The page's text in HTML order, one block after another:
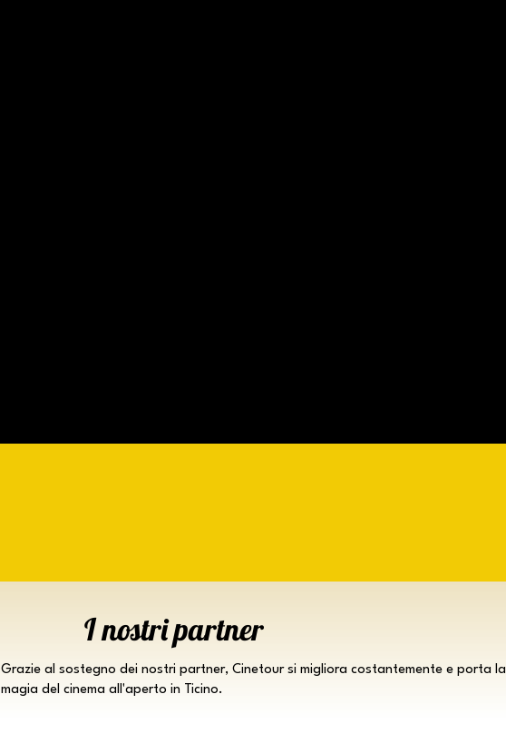
I nostri partner
Grazie al sostegno dei nostri partner, Cinetour si migliora costantemente e porta la
magia del cinema all'aperto in Ticino.